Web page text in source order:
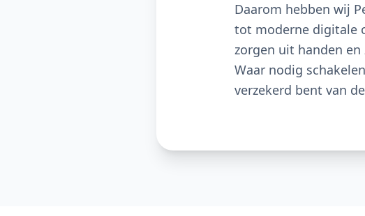
Daarom hebben wij
tot moderne digitale
zorgen uit handen
Waar nodig
verzekerd bent van